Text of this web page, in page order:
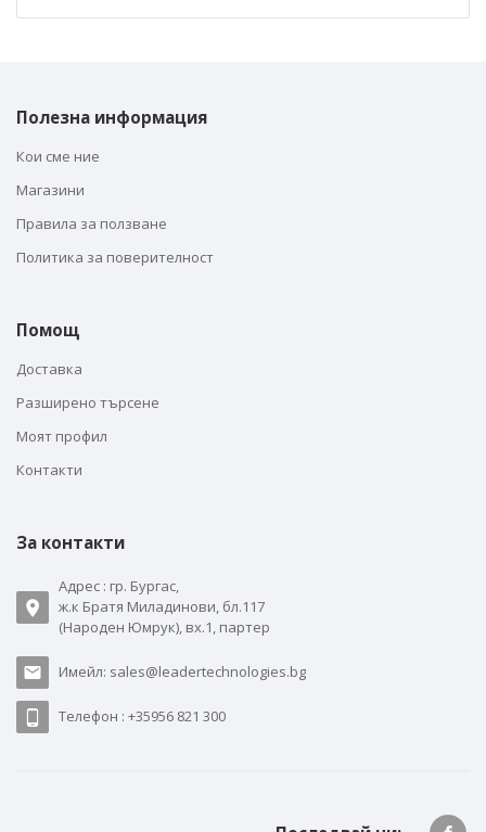
Полезна информация
Кои сме ние
Магазини
Правила за ползване
Политика за поверителност
Помощ
Доставка
Разширено търсене
Моят профил
Контакти
За контакти
Адрес : гр. Бургас,
ж.к Братя Миладинови, бл.117
(Народен Юмрук), вх.1, партер
Имейл: sales@leadertechnologies.bg
Телефон : +35956 821 300